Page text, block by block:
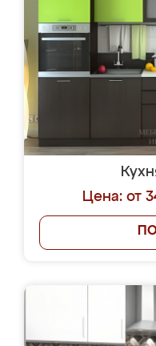
Цена: от